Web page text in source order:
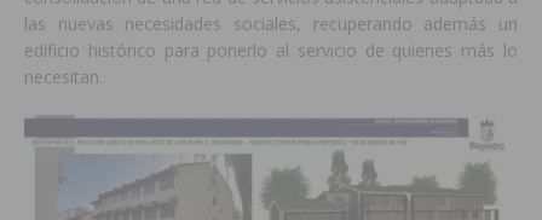
las nuevas necesidades sociales, recuperando además un
edificio histórico para ponerlo al servicio de quienes más lo
necesitan.